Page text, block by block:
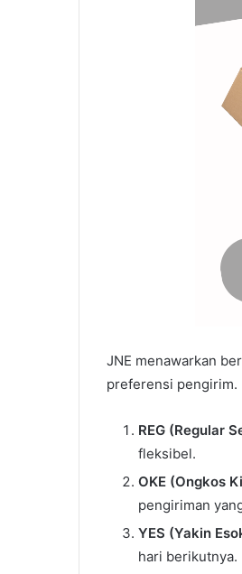
JNE menawarkan
preferensi pengirim.
REG (Regular
fleksibel.
OKE (Ongkos
pengiriman
YES (Yakin
hari berikutnya.